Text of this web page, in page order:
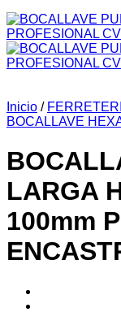
Inicio /
BOCALLAVE
LARGA
100mm